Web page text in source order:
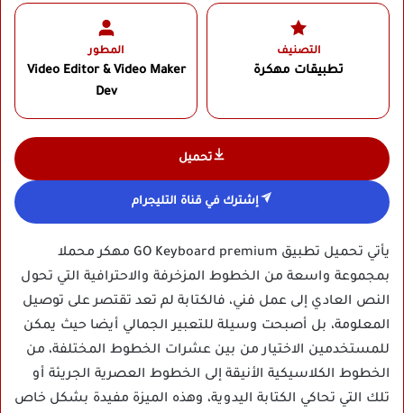
التصنيف
تطبيقات مهكرة
المطور
Video Editor & Video Maker
Dev‏
تحميل
إشترك في قناة التليجرام
يأتي تحميل تطبيق GO Keyboard premium مهكر محملا
بمجموعة واسعة من الخطوط المزخرفة والاحترافية التي تحول
النص العادي إلى عمل فني، فالكتابة لم تعد تقتصر على توصيل
المعلومة، بل أصبحت وسيلة للتعبير الجمالي أيضا حيث يمكن
للمستخدمين الاختيار من بين عشرات الخطوط المختلفة، من
الخطوط الكلاسيكية الأنيقة إلى الخطوط العصرية الجريئة أو
تلك التي تحاكي الكتابة اليدوية، وهذه الميزة مفيدة بشكل خاص